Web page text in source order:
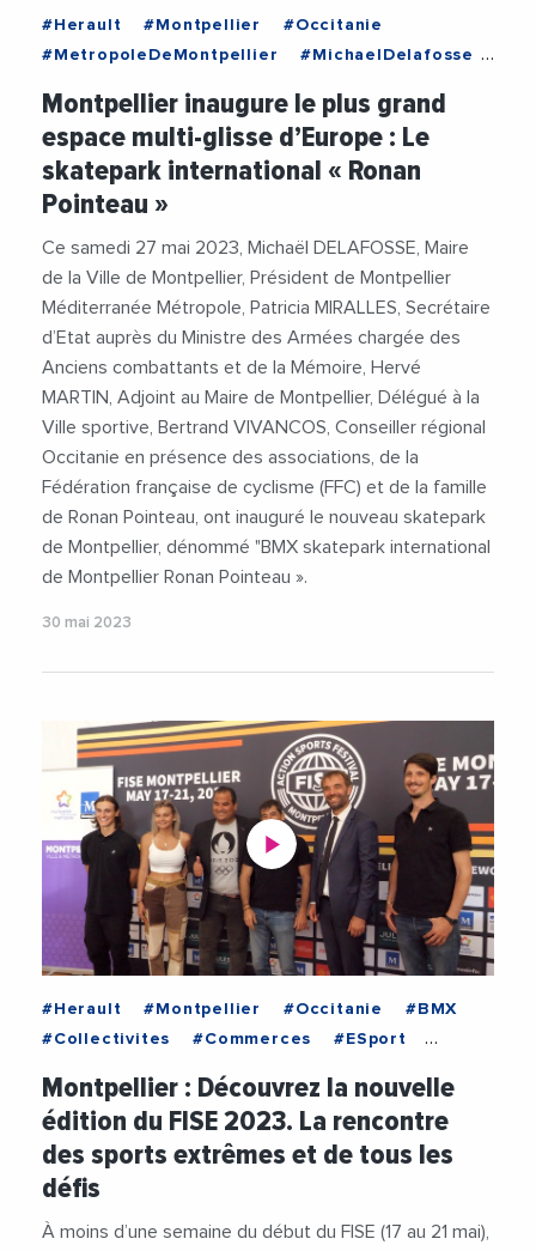
#Herault #Montpellier
#Occitanie
#MetropoleDeMontpellier
#MichaelDelafosse
#VilleDeMontpellier
Montpellier inaugure le plus grand
espace multi-glisse d’Europe : Le
skatepark international « Ronan
Pointeau »
Ce samedi 27 mai 2023, Michaël DELAFOSSE, Maire
de la Ville de Montpellier, Président de Montpellier
Méditerranée Métropole, Patricia MIRALLES, Secrétaire
d’Etat auprès du Ministre des Armées chargée des
Anciens combattants et de la Mémoire, Hervé
MARTIN, Adjoint au Maire de Montpellier, Délégué à la
Ville sportive, Bertrand VIVANCOS, Conseiller régional
Occitanie en présence des associations, de la
Fédération française de cyclisme (FFC) et de la famille
de Ronan Pointeau, ont inauguré le nouveau skatepark
de Montpellier, dénommé "BMX skatepark international
de Montpellier Ronan Pointeau ».
30 mai 2023
#Herault #Montpellier #Occitanie
#BMX
#Collectivites
#Commerces
#ESport
#HotellerieRestauration
#Jeunesse
#JeuxOlympiques
#KamelChibli
#MetropoleDeMontpellier
#MichaelDelafosse
#Partenariat
#Skate
Montpellier : Découvrez la nouvelle
édition du FISE 2023. La rencontre
des sports extrêmes et de tous les
défis
À moins d’une semaine du début du FISE (17 au 21 mai),